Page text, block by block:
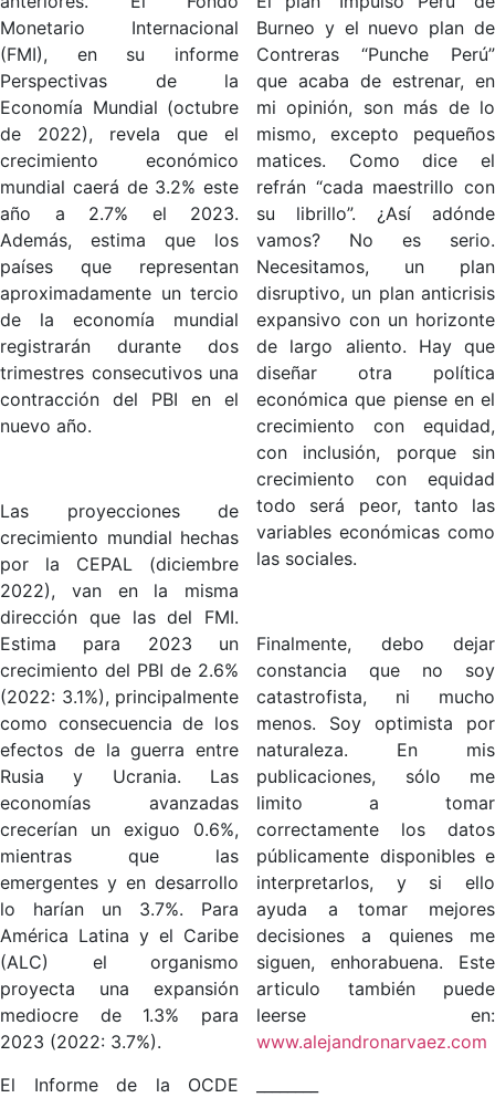
Monetario Internacional
(FMI), en su informe
Perspectivas de la
Economía Mundial (octubre
de 2022), revela que el
crecimiento económico
mundial caerá de 3.2% este
año a 2.7% el 2023.
Además, estima que los
países que representan
aproximadamente un tercio
de la economía mundial
registrarán durante dos
trimestres consecutivos una
contracción del PBI en el
nuevo año.
Las proyecciones de
crecimiento mundial hechas
por la CEPAL (diciembre
2022), van en la misma
dirección que las del FMI.
Estima para 2023 un
crecimiento del PBI de 2.6%
(2022: 3.1%), principalmente
como consecuencia de los
efectos de la guerra entre
Rusia y Ucrania. Las
economías avanzadas
crecerían un exiguo 0.6%,
mientras que las
emergentes y en desarrollo
lo harían un 3.7%. Para
América Latina y el Caribe
(ALC) el organismo
proyecta una expansión
mediocre de 1.3% para
2023 (2022: 3.7%).
El Informe de la OCDE
Burneo y el nuevo plan de
Contreras “Punche Perú”
que acaba de estrenar, en
mi opinión, son más de lo
mismo, excepto pequeños
matices. Como dice el
refrán “cada maestrillo con
su librillo”. ¿Así adónde
vamos? No es serio.
Necesitamos, un plan
disruptivo, un plan anticrisis
expansivo con un horizonte
de largo aliento. Hay que
diseñar otra política
económica que piense en el
crecimiento con equidad,
con inclusión, porque sin
crecimiento con equidad
todo será peor, tanto las
variables económicas como
las sociales.
Finalmente, debo dejar
constancia que no soy
catastrofista, ni mucho
menos. Soy optimista por
naturaleza. En mis
publicaciones, sólo me
limito a tomar
correctamente los datos
públicamente disponibles e
interpretarlos, y si ello
ayuda a tomar mejores
decisiones a quienes me
siguen, enhorabuena. Este
articulo también puede
leerse en:
www.alejandronarvaez.com